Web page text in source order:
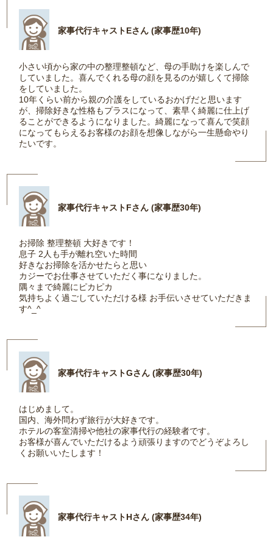
家事代行キャストEさん (家事歴10年)
小さい頃から家の中の整理整頓など、母の手助けを楽しんで
していました。喜んでくれる母の顔を見るのが嬉しくて掃除
をしていました。
10年くらい前から親の介護をしているおかげだと思います
が、掃除好きな性格もプラスになって、素早く綺麗に仕上げ
ることができるようになりました。綺麗になって喜んで笑顔
になってもらえるお客様のお顔を想像しながら一生懸命やり
たいです。
家事代行キャストFさん (家事歴30年)
お掃除 整理整頓 大好きです！
息子 2人も手が離れ空いた時間
好きなお掃除を活かせたらと思い
カジーでお仕事させていただく事になりました。
隅々まで綺麗にピカピカ
気持ちよく過ごしていただける様 お手伝いさせていただきま
す^_^
家事代行キャストGさん (家事歴30年)
はじめまして。
国内、海外問わず旅行が大好きです。
ホテルの客室清掃や他社の家事代行の経験者です。
お客様が喜んでいただけるよう頑張りますのでどうぞよろし
くお願いいたします！
家事代行キャストHさん (家事歴34年)